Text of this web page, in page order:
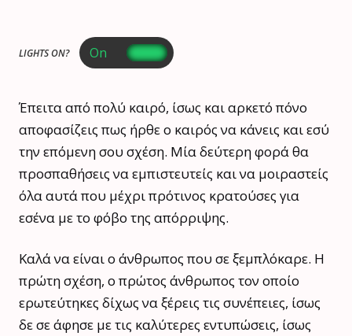
LIGHTS ON?
Έπειτα από πολύ καιρό, ίσως και αρκετό πόνο
αποφασίζεις πως ήρθε ο καιρός να κάνεις και εσύ
την επόμενη σου σχέση. Μία δεύτερη φορά θα
προσπαθήσεις να εμπιστευτείς και να μοιραστείς
όλα αυτά που μέχρι πρότινος κρατούσες για
εσένα με το φόβο της απόρριψης.
Καλά να είναι ο άνθρωπος που σε ξεμπλόκαρε. Η
πρώτη σχέση, ο πρώτος άνθρωπος τον οποίο
ερωτεύτηκες δίχως να ξέρεις τις συνέπειες, ίσως
δε σε άφησε με τις καλύτερες εντυπώσεις, ίσως